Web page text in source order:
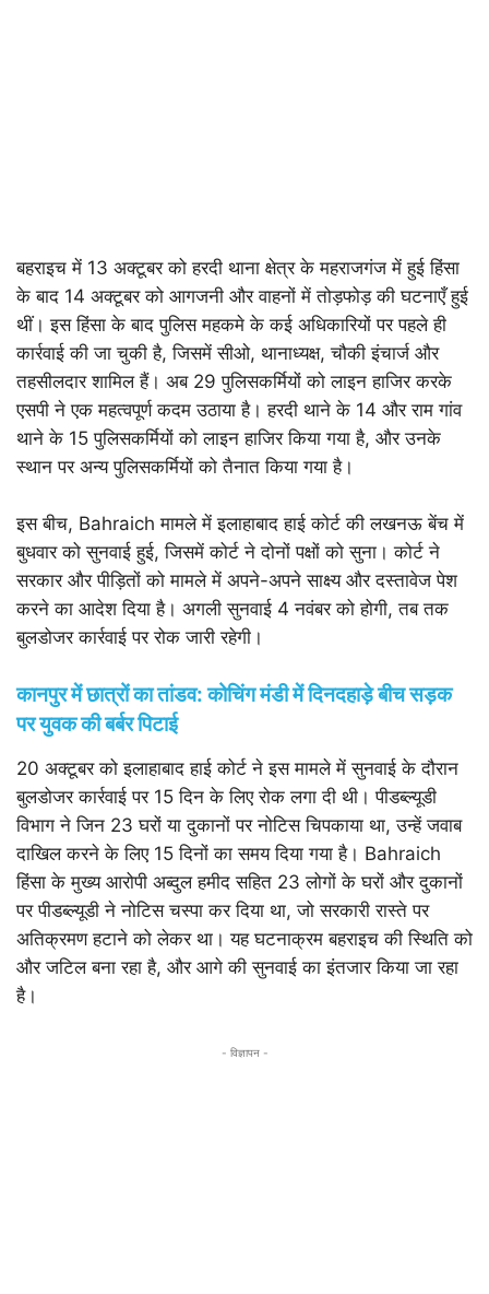
बहराइच में 13 अक्टूबर को हरदी थाना क्षेत्र के महराजगंज में हुई हिंसा
के बाद 14 अक्टूबर को आगजनी और वाहनों में तोड़फोड़ की घटनाएँ हुई
थीं। इस हिंसा के बाद पुलिस महकमे के कई अधिकारियों पर पहले ही
कार्रवाई की जा चुकी है, जिसमें सीओ, थानाध्यक्ष, चौकी इंचार्ज और
तहसीलदार शामिल हैं। अब 29 पुलिसकर्मियों को लाइन हाजिर करके
एसपी ने एक महत्वपूर्ण कदम उठाया है। हरदी थाने के 14 और राम गांव
थाने के 15 पुलिसकर्मियों को लाइन हाजिर किया गया है, और उनके
स्थान पर अन्य पुलिसकर्मियों को तैनात किया गया है।
इस बीच, Bahraich मामले में इलाहाबाद हाई कोर्ट की लखनऊ बेंच में
बुधवार को सुनवाई हुई, जिसमें कोर्ट ने दोनों पक्षों को सुना। कोर्ट ने
सरकार और पीड़ितों को मामले में अपने-अपने साक्ष्य और दस्तावेज पेश
करने का आदेश दिया है। अगली सुनवाई 4 नवंबर को होगी, तब तक
बुलडोजर कार्रवाई पर रोक जारी रहेगी।
कानपुर में छात्रों का तांडव: कोचिंग मंडी में दिनदहाड़े बीच सड़क
पर युवक की बर्बर पिटाई
20 अक्टूबर को इलाहाबाद हाई कोर्ट ने इस मामले में सुनवाई के दौरान
बुलडोजर कार्रवाई पर 15 दिन के लिए रोक लगा दी थी। पीडब्ल्यूडी
विभाग ने जिन 23 घरों या दुकानों पर नोटिस चिपकाया था, उन्हें जवाब
दाखिल करने के लिए 15 दिनों का समय दिया गया है। Bahraich
हिंसा के मुख्य आरोपी अब्दुल हमीद सहित 23 लोगों के घरों और दुकानों
पर पीडब्ल्यूडी ने नोटिस चस्पा कर दिया था, जो सरकारी रास्ते पर
अतिक्रमण हटाने को लेकर था। यह घटनाक्रम बहराइच की स्थिति को
और जटिल बना रहा है, और आगे की सुनवाई का इंतजार किया जा रहा
है।
- विज्ञापन -